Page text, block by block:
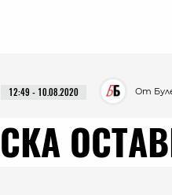
От
12:49 - 10.08.2020